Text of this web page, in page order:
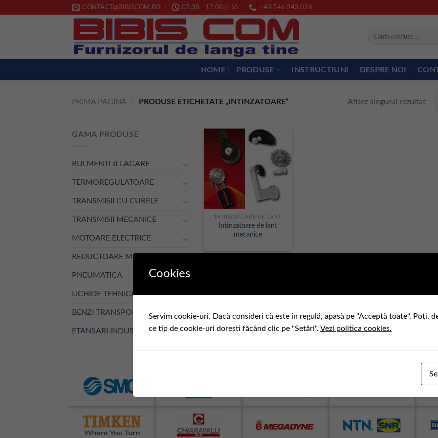
CONTACT@BIBISCOM.RO 07:30 - 17:00 (L-V) +40 746 043 026
Caută
HOME PRODUSE INSTRUCTIUNI DESPRE NOI
PRIMA PAGINĂ PRODUSE ETICHETATE „INTINZATOARE” Afișez singurul rezultat
GAMA PRODUSE
RULMENTI si LAGARE
TERMOREGULATOARE
TRANSMISII CU CURELE
TRANSMISII MECANICE
MOTOARE ELECTRICE
REDUCTOARE MECANICE
PNEUMATICA
LICHIDE TEHNICE
BENZI TRANSPORTOARE
ETANSARI INDUSTRIALE
INTINZATOARE DE LANT
Intinzatoare de lant
mecanice
Cookies
Servim cookie-uri. Dacă consideri că este în regulă, apasă pe "Acceptă toate". Poți,
ce tip de cookie-uri dorești făcând clic pe "Setări". Vezi politica cookies.